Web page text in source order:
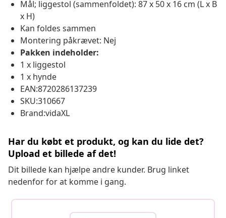
Mål; liggestol (sammenfoldet): 87 x 50 x 16 cm (L x B
x H)
Kan foldes sammen
Montering påkrævet: Nej
Pakken indeholder:
1 x liggestol
1 x hynde
EAN:8720286137239
SKU:310667
Brand:vidaXL
Har du købt et produkt, og kan du lide det?
Upload et billede af det!
Dit billede kan hjælpe andre kunder. Brug linket
nedenfor for at komme i gang.